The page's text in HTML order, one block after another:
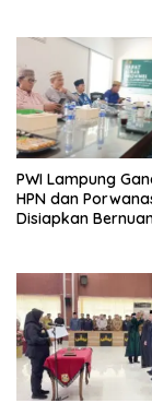
PWI Lampung
HPN dan
Disiapkan